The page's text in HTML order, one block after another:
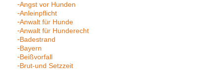
Angst vor Hunden
Anleinpflicht
Anwalt für Hunde
Anwalt für Hunderecht
Badestrand
Bayern
Beißvorfall
Brut-und Setzzeit